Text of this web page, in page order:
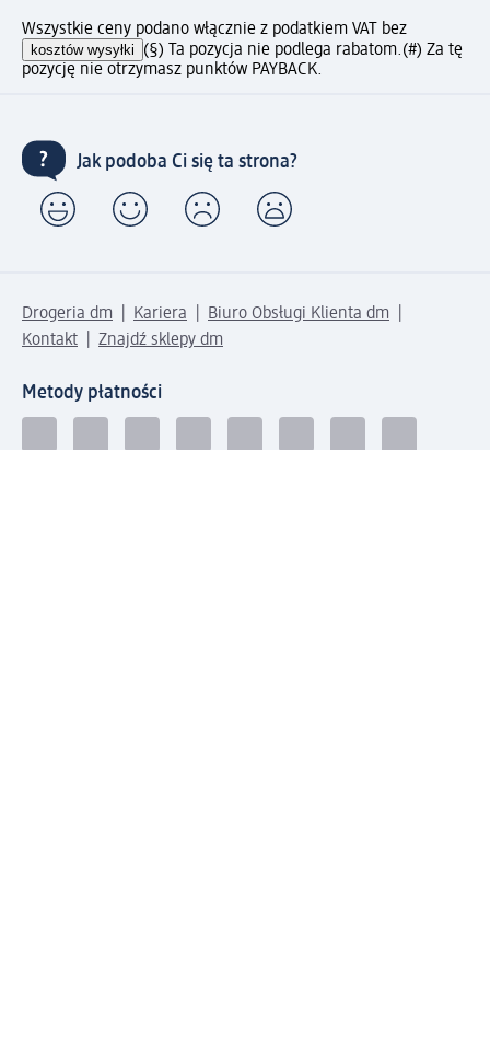
Wszystkie ceny podano włącznie z podatkiem VAT bez
kosztów wysyłki (§) Ta pozycja nie podlega rabatom.(#) Za tę
pozycję nie otrzymasz punktów PAYBACK.
Jak podoba Ci się ta strona?
Drogeria dm Kariera
Biuro Obsługi Klienta dm
Kontakt
Znajdź sklepy dm
Metody płatności